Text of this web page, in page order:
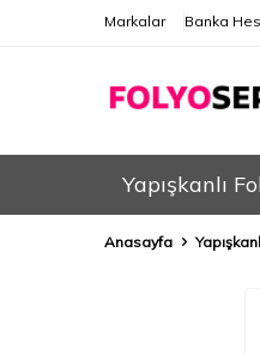
Markalar Banka
Yapışkanlı
Anasayfa